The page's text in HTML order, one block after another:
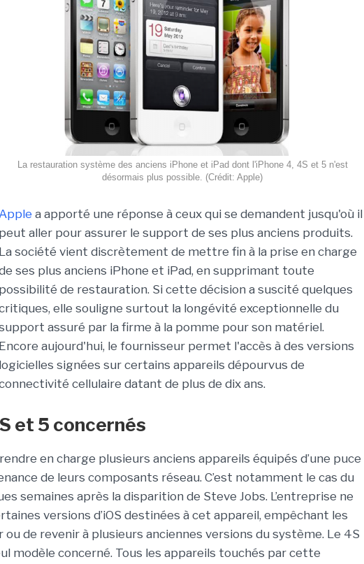
La restauration système des anciens iPhone et iPad dont l'iPhone 4, 4S et 5 n'est
désormais plus possible. (Crédit: Apple)
a apporté une réponse à ceux qui se demandent jusqu'où il
peut aller pour assurer le support de ses plus anciens produits.
La société vient discrètement de mettre fin à la prise en charge
ses plus anciens iPhone et iPad, en supprimant toute
possibilité de restauration. Si cette décision a suscité quelques
elle souligne surtout la longévité exceptionnelle du
assuré par la firme à la pomme pour son matériel.
Encore aujourd'hui, le fournisseur permet l'accès à des versions
logicielles signées sur certains appareils dépourvus de
cellulaire datant de plus de dix ans.
et 5 concernés
en charge plusieurs anciens appareils équipés d’une puce
de leurs composants réseau. C’est notamment le cas du
semaines après la disparition de Steve Jobs. L’entreprise ne
versions d’iOS destinées à cet appareil, empêchant les
de revenir à plusieurs anciennes versions du système. Le 4S
modèle concerné. Tous les appareils touchés par cette